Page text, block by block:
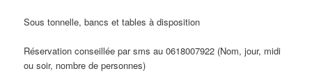
Sous tonnelle, bancs et tables à disposition
Réservation conseillée par sms au 0618007922 (Nom, jour, midi
ou soir, nombre de personnes)